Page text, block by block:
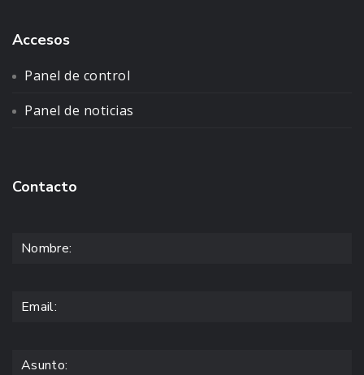
Accesos
Panel de control
Panel de noticias
Contacto